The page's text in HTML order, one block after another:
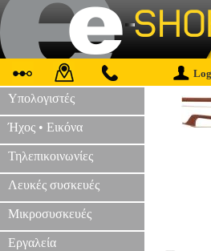
Υπολογιστές
Ήχος • Εικόνα
Τηλεπικοινωνίες
Λευκές συσκευές
Μικροσυσκευές
Εργαλεία